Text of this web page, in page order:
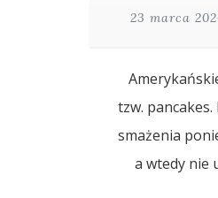
23 marca
tzw.
smażenia
a wtedy nie